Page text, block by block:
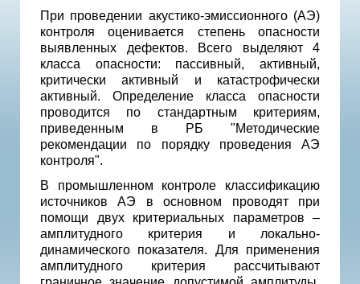
При проведении акустико-эмиссионного (АЭ)
контроля оценивается степень опасности
выявленных дефектов. Всего выделяют 4
класса опасности: пассивный, активный,
критически активный и катастрофически
активный. Определение класса опасности
проводится по стандартным критериям,
приведенным в РБ "Методические
рекомендации по порядку проведения АЭ
контроля".
В промышленном контроле классификацию
источников АЭ в основном проводят при
помощи двух критериальных параметров –
амплитудного критерия и локально-
динамического показателя. Для применения
амплитудного критерия рассчитывают